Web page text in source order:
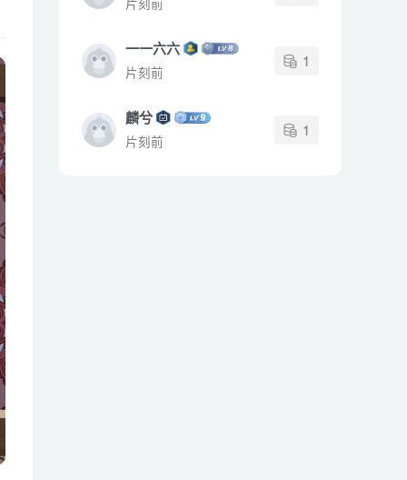
一一六六
片刻前
1
麟兮
片刻前
1